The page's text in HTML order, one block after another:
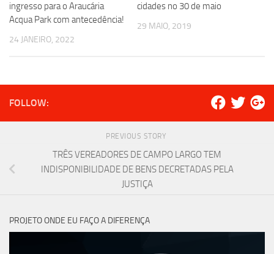
ingresso para o Araucária
Acqua Park com antecedência!
24 JANEIRO, 2022
cidades no 30 de maio
29 MAIO, 2019
FOLLOW:
PREVIOUS STORY
TRÊS VEREADORES DE CAMPO LARGO TEM
INDISPONIBILIDADE DE BENS DECRETADAS PELA
JUSTIÇA
PROJETO ONDE EU FAÇO A DIFERENÇA